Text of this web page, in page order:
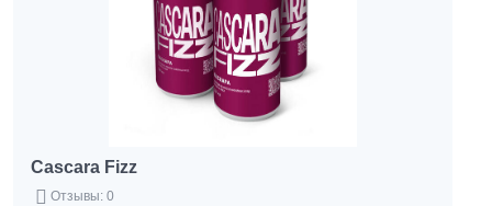
Cascara Fizz
Отзывы: 0